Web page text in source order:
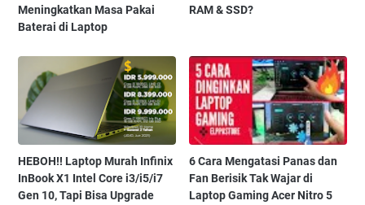
Meningkatkan Masa Pakai
Baterai di Laptop
RAM & SSD?
HEBOH!! Laptop Murah Infinix
InBook X1 Intel Core i3/i5/i7
Gen 10, Tapi Bisa Upgrade
6 Cara Mengatasi Panas dan
Fan Berisik Tak Wajar di
Laptop Gaming Acer Nitro 5